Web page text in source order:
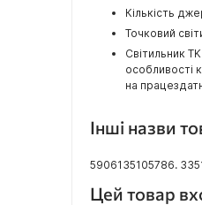
Кількість
Точковий
Світильник
особливості
на
Інші назви
5906135105786.
Цей товар